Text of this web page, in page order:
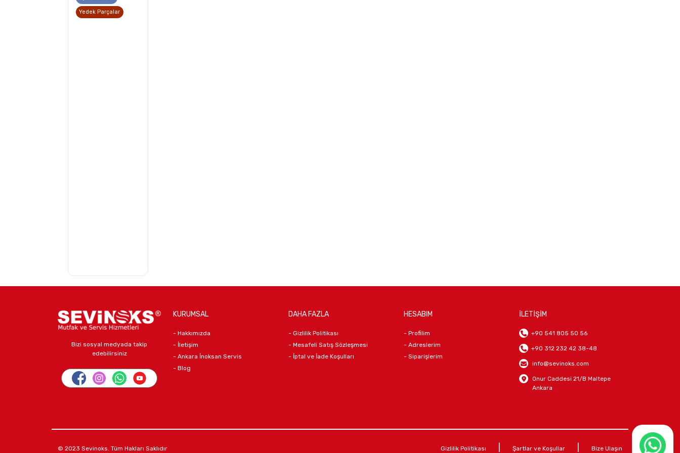
Yedek Parçalar
Bizi sosyal medyada takip
edebilirsiniz
KURUMSAL
- Hakkımızda
- İletişim
- Ankara İnoksan Servis
- Blog
DAHA FAZLA
- Gizlilik Politikası
- Mesafeli Satış Sözleşmesi
- İptal ve İade Koşulları
HESABIM
- Profilim
- Adreslerim
- Siparişlerim
İLETİŞİM
+90 541 805 50 56
+90 312 232 42 38-48
info@sevinoks.com
Onur Caddesi 21/B Maltepe
Ankara
© 2023 Sevinoks. Tüm Hakları Saklıdır Gizlilik Politikası Şartlar ve Koşullar Bize Ulaşın